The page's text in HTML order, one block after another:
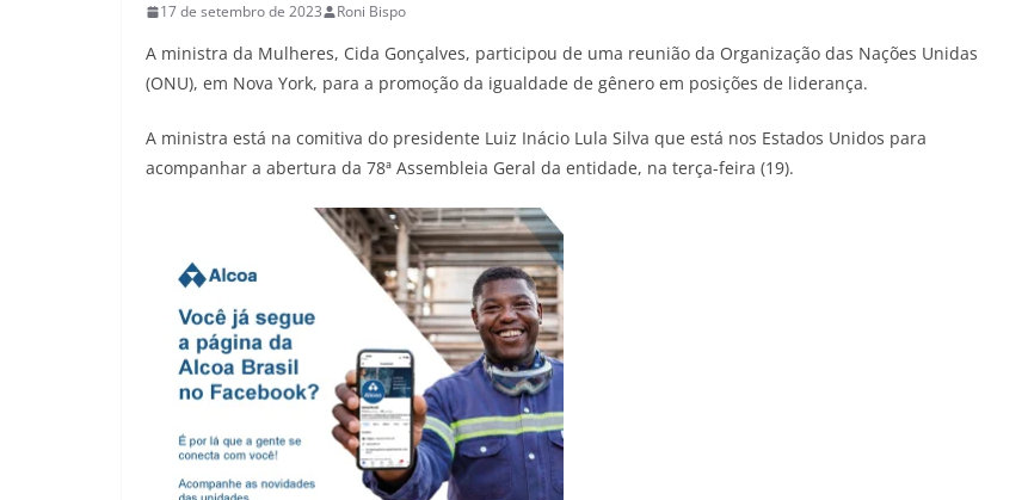
17 de setembro de 2023 Roni Bispo
A ministra da Mulheres, Cida Gonçalves, participou de uma reunião da Organização das Nações Unidas
(ONU), em Nova York, para a promoção da igualdade de gênero em posições de liderança.
A ministra está na comitiva do presidente Luiz Inácio Lula Silva que está nos Estados Unidos para
acompanhar a abertura da 78ª Assembleia Geral da entidade, na terça-feira (19).